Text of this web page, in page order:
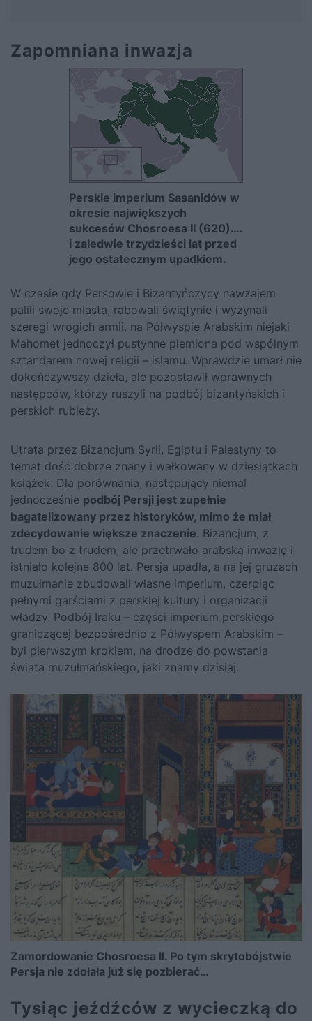
Zapomniana inwazja
Perskie imperium Sasanidów w
okresie największych
sukcesów Chosroesa II (620)….
i zaledwie trzydzieści lat przed
jego ostatecznym upadkiem.
W czasie gdy Persowie i Bizantyńczycy nawzajem
palili swoje miasta, rabowali świątynie i wyżynali
szeregi wrogich armii, na Półwyspie Arabskim niejaki
Mahomet jednoczył pustynne plemiona pod wspólnym
sztandarem nowej religii – islamu. Wprawdzie umarł nie
dokończywszy dzieła, ale pozostawił wprawnych
następców, którzy ruszyli na podbój bizantyńskich i
perskich rubieży.
Utrata przez Bizancjum Syrii, Egiptu i Palestyny to
temat dość dobrze znany i wałkowany w dziesiątkach
książek. Dla porównania, następujący niemal
jednocześnie podbój Persji jest zupełnie
bagatelizowany przez historyków, mimo że miał
zdecydowanie większe znaczenie. Bizancjum, z
trudem bo z trudem, ale przetrwało arabską inwazję i
istniało kolejne 800 lat. Persja upadła, a na jej gruzach
muzułmanie zbudowali własne imperium, czerpiąc
pełnymi garściami z perskiej kultury i organizacji
władzy. Podbój Iraku – części imperium perskiego
graniczącej bezpośrednio z Półwyspem Arabskim –
był pierwszym krokiem, na drodze do powstania
świata muzułmańskiego, jaki znamy dzisiaj.
Zamordowanie Chosroesa II. Po tym skrytobójstwie
Persja nie zdołała już się pozbierać…
Tysiąc jeźdźców z wycieczką do